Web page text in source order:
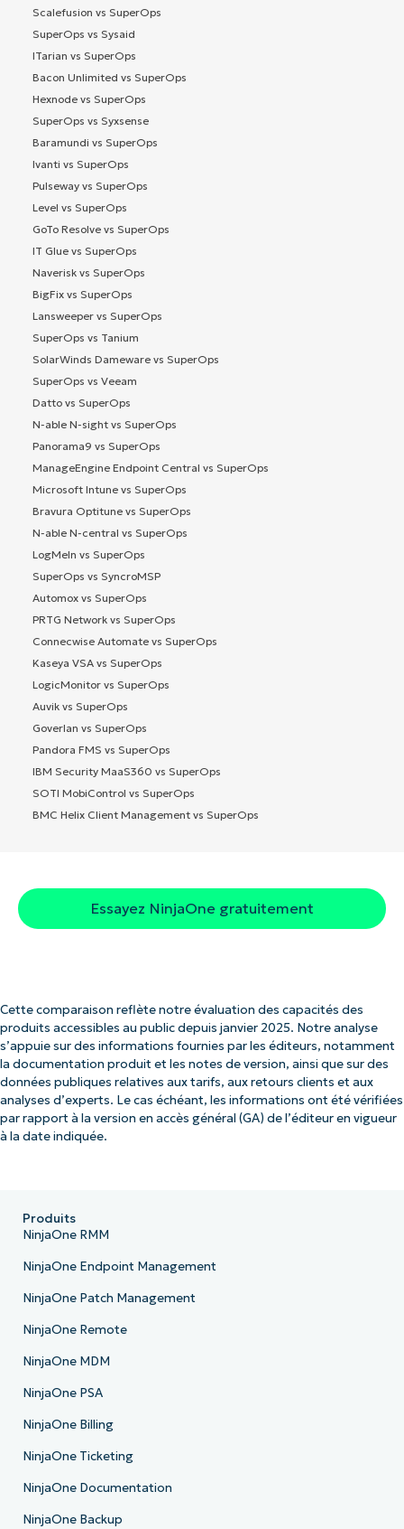
Scalefusion vs SuperOps
SuperOps vs Sysaid
ITarian vs SuperOps
Bacon Unlimited vs SuperOps
Hexnode vs SuperOps
SuperOps vs Syxsense
Baramundi vs SuperOps
Ivanti vs SuperOps
Pulseway vs SuperOps
Level vs SuperOps
GoTo Resolve vs SuperOps
IT Glue vs SuperOps
Naverisk vs SuperOps
BigFix vs SuperOps
Lansweeper vs SuperOps
SuperOps vs Tanium
SolarWinds Dameware vs SuperOps
SuperOps vs Veeam
Datto vs SuperOps
N-able N-sight vs SuperOps
Panorama9 vs SuperOps
ManageEngine Endpoint Central vs SuperOps
Microsoft Intune vs SuperOps
Bravura Optitune vs SuperOps
N-able N-central vs SuperOps
LogMeIn vs SuperOps
SuperOps vs SyncroMSP
Automox vs SuperOps
PRTG Network vs SuperOps
Connecwise Automate vs SuperOps
Kaseya VSA vs SuperOps
LogicMonitor vs SuperOps
Auvik vs SuperOps
Goverlan vs SuperOps
Pandora FMS vs SuperOps
IBM Security MaaS360 vs SuperOps
SOTI MobiControl vs SuperOps
BMC Helix Client Management vs SuperOps
Essayez NinjaOne gratuitement
Cette comparaison reflète notre évaluation des capacités des
produits accessibles au public depuis janvier 2025. Notre analyse
s’appuie sur des informations fournies par les éditeurs, notamment
la documentation produit et les notes de version, ainsi que sur des
données publiques relatives aux tarifs, aux retours clients et aux
analyses d’experts. Le cas échéant, les informations ont été vérifiées
par rapport à la version en accès général (GA) de l’éditeur en vigueur
à la date indiquée.
Produits
NinjaOne RMM
NinjaOne Endpoint Management
NinjaOne Patch Management
NinjaOne Remote
NinjaOne MDM
NinjaOne PSA
NinjaOne Billing
NinjaOne Ticketing
NinjaOne Documentation
NinjaOne Backup